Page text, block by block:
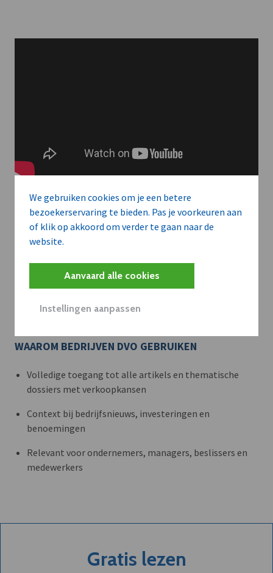
We gebruiken cookies om je een betere
bezoekerservaring te bieden. Pas je voorkeuren aan
of klik op akkoord om verder te gaan naar de
website.
Aanvaard alle cookies
Instellingen aanpassen
Meer context. Dieper begrip.
Artikels zoals deze brengen het nieuws.
zakelijke context — met inzicht in sectoren, bedrijven en
WAAROM BEDRIJVEN DVO GEBRUIKEN
Volledige toegang tot alle artikels en thematische
dossiers met verkoopkansen
Context bij bedrijfsnieuws, investeringen en
benoemingen
Relevant voor ondernemers, managers, beslissers en
medewerkers
Gratis lezen